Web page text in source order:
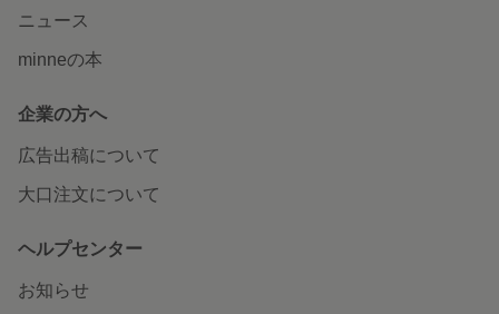
ニュース
minneの本
企業の方へ
広告出稿について
大口注文について
ヘルプセンター
お知らせ